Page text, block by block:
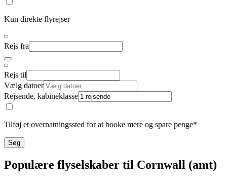
Kun direkte flyrejser
Rejs fra
Rejs til
Vælg datoer
Rejsende, kabineklasse
Tilføj et overnatningssted for at booke mere og spare penge*
Søg
Populære flyselskaber til Cornwall (amt)